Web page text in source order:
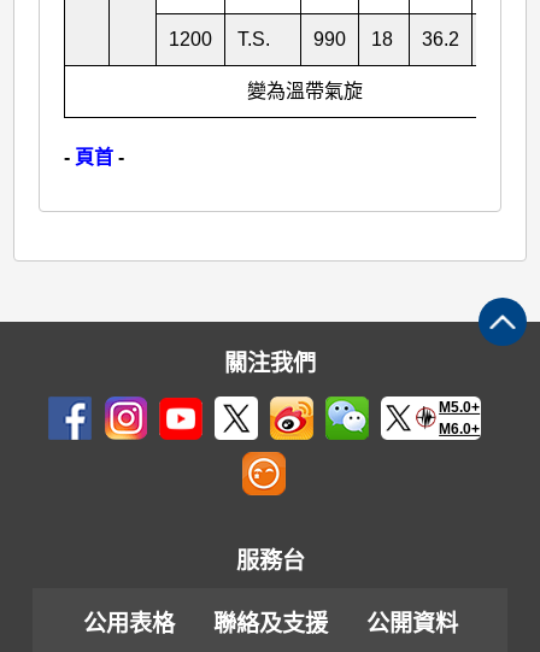
1200 T.S. 990 18 36.2
變為溫帶氣旋
- 頁首 -
關注我們
M5.0+
M6.0+
服務台
公用表格 聯絡及支援
公開資料